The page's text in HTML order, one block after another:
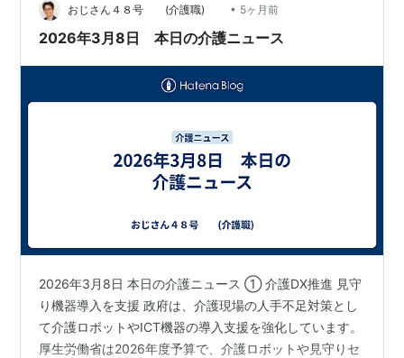
ごとに介護情報基盤の運用が順次開始。 こ…
おじさん４８号 (介護職) • 5ヶ月前
2026年3月8日 本日の介護ニュース
2026年3月8日 本日の介護ニュース ① 介護DX推進 見守
り機器導入を支援 政府は、介護現場の人手不足対策とし
て介護ロボットやICT機器の導入支援を強化しています。
厚生労働省は2026年度予算で、介護ロボットや見守りセ